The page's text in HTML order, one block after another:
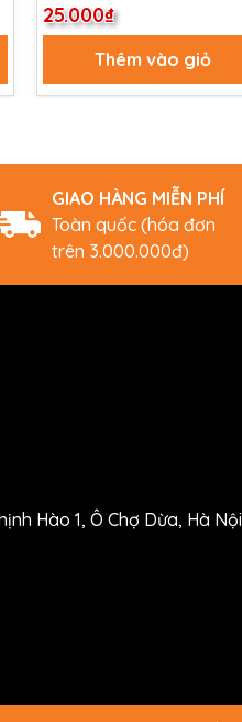
25.000₫
Thêm vào giỏ
GIAO HÀNG MIỄN PHÍ
Toàn quốc (hóa đơn
trên 3.000.000đ)
Hào 1, Ô Chợ Dừa, Hà Nội